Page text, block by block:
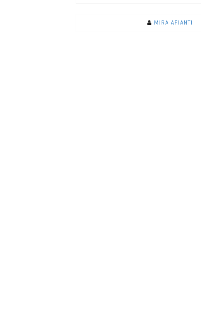
MIRA AFIANTI